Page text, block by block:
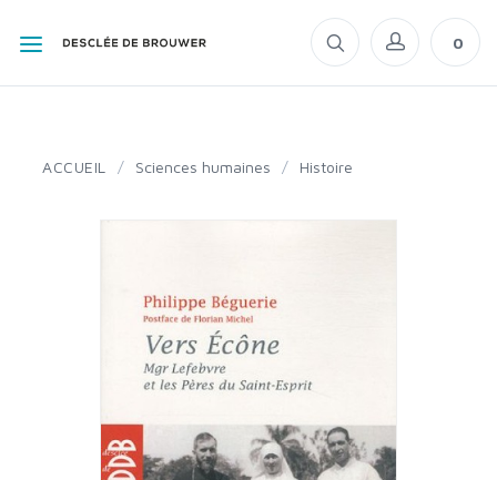
0
ACCUEIL / Sciences humaines / Histoire